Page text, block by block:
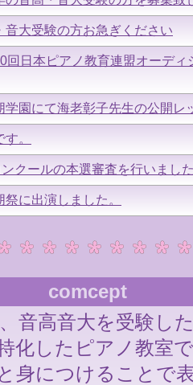
大受験の方お急ぎください
回日本ピアノ教育連盟オーディ
学園にて海老彰子先生の公開レ
。
クールの本選審査を行いました
に出演しました。
comcept
音高音大を受験し
化したピアノ教室で
身につけることで